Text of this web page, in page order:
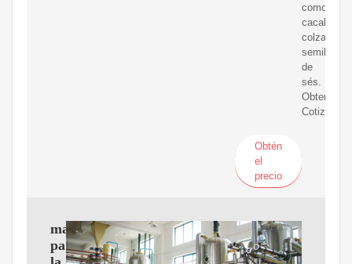
como
colza,
semillas
de
sés.
Obtener
Cotización
Obtén
el
precio
maquinaria
para